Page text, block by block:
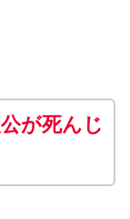
が死んじ